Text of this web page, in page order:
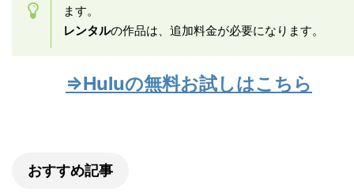
ます。
レンタルの作品は、追加料金が必要になります。
⇒Huluの無料お試しはこちら
おすすめ記事